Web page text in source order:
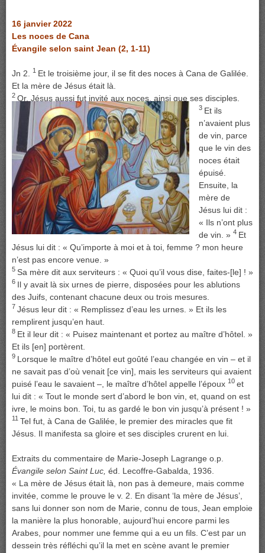
16 janvier 2022
Les noces de Cana
Évangile selon saint Jean (2, 1-11)
Jn 2. 1 Et le troisième jour, il se fit des noces à Cana de Galilée.
Et la mère de Jésus était là.
2 Or, Jésus aussi fut invité aux noces, ainsi que ses disciples.
3 Et ils
n’avaient plus
de vin, parce
que le vin des
noces était
épuisé.
Ensuite, la
mère de
Jésus lui dit :
« Ils n’ont plus
de vin. » 4 Et
Jésus lui dit : « Qu’importe à moi et à toi, femme ? mon heure
n’est pas encore venue. »
5 Sa mère dit aux serviteurs : « Quoi qu’il vous dise, faites-[le] ! »
6 Il y avait là six urnes de pierre, disposées pour les ablutions
des Juifs, contenant chacune deux ou trois mesures.
7 Jésus leur dit : « Remplissez d’eau les urnes. » Et ils les
remplirent jusqu’en haut.
8 Et il leur dit : « Puisez maintenant et portez au maître d’hôtel. »
Et ils [en] portèrent.
9 Lorsque le maître d’hôtel eut goûté l’eau changée en vin – et il
ne savait pas d’où venait [ce vin], mais les serviteurs qui avaient
puisé l’eau le savaient –, le maître d’hôtel appelle l’époux 10 et
lui dit : « Tout le monde sert d’abord le bon vin, et, quand on est
ivre, le moins bon. Toi, tu as gardé le bon vin jusqu’à présent ! »
11 Tel fut, à Cana de Galilée, le premier des miracles que fit
Jésus. Il manifesta sa gloire et ses disciples crurent en lui.
Extraits du commentaire de Marie-Joseph Lagrange o.p.
Évangile selon Saint Luc, éd. Lecoffre-Gabalda, 1936.
« La mère de Jésus était là, non pas à demeure, mais comme
invitée, comme le prouve le v. 2. En disant ‘la mère de Jésus’,
sans lui donner son nom de Marie, connu de tous, Jean emploie
la manière la plus honorable, aujourd’hui encore parmi les
Arabes, pour nommer une femme qui a eu un fils. C’est par un
dessein très réfléchi qu’il la met en scène avant le premier